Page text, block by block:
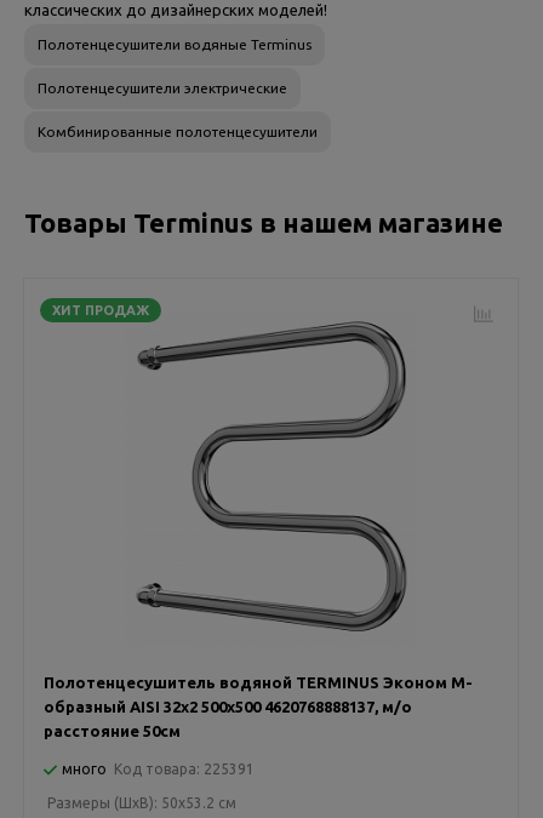
классических до дизайнерских моделей!
Полотенцесушители водяные Terminus
Полотенцесушители электрические
Комбинированные полотенцесушители
Товары Terminus в нашем магазине
ХИТ ПРОДАЖ
Полотенцесушитель водяной TERMINUS Эконом М-
образный AISI 32х2 500х500 4620768888137, м/о
расстояние 50см
много Код товара: 225391
Размеры (ШxВ): 50x53.2 см